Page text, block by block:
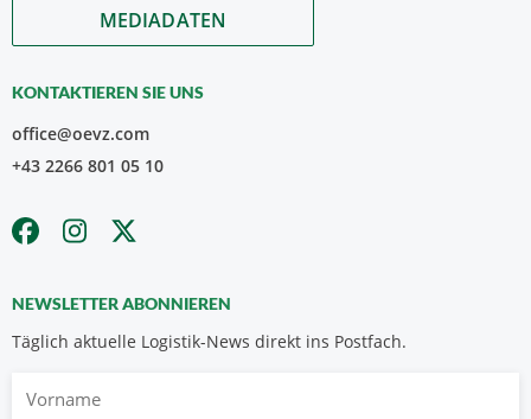
MEDIADATEN
KONTAKTIEREN SIE UNS
office@oevz.com
+43 2266 801 05 10
NEWSLETTER ABONNIEREN
Täglich aktuelle Logistik-News direkt ins Postfach.